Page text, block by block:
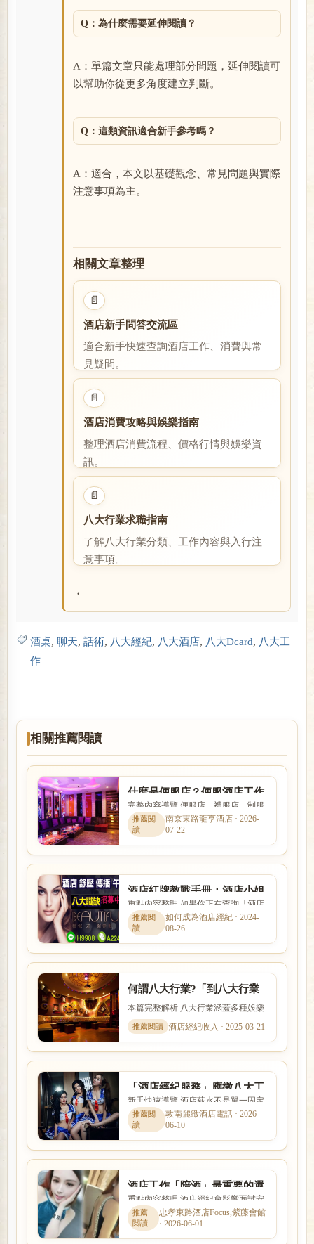
Q：為什麼需要延伸閱讀？
A：單篇文章只能處理部分問題，延伸閱讀可
以幫助你從更多角度建立判斷。
Q：這類資訊適合新手參考嗎？
A：適合，本文以基礎觀念、常見問題與實際
注意事項為主。
相關文章整理
📄
酒店新手問答交流區
適合新手快速查詢酒店工作、消費與常
見疑問。
閱讀全文
📄
酒店消費攻略與娛樂指南
整理酒店消費流程、價格行情與娛樂資
訊。
閱讀全文
📄
八大行業求職指南
了解八大行業分類、工作內容與入行注
意事項。
・
酒桌, 聊天, 話術, 八大經紀, 八大酒店, 八大Dcard, 八大工
作
相關推薦閱讀
什麼是便服店？便服酒店工作
內容、消費方式與玩法完整介
紹
完整內容導覽 便服店、禮服店、制服
店與日式酒吧的消費方式、工作內容
與客群定位都不相同。本文...
南京東路龍亨酒店 · 2026-
07-22
酒店紅牌教戰手冊：酒店小姐
要如何抓住客人的心?
重點內容整理 如果你正在查詢「酒店
紅牌教戰手冊：酒店小姐要如何抓住
客人的心?」，本篇會用較容...
如何成為酒店經紀 · 2024-
08-26
何謂八大行業?「到八大行業
上班該如何選擇」求職平台
本篇完整解析 八大行業涵蓋多種娛樂
服務與工作型態，實際內容、收入模
式與風險程度差異很大。本...
酒店經紀收入 · 2025-03-21
「酒店經紀服務」應徵八大工
作自由彈性上班時間、日領高
薪
新手快速導覽 酒店薪水不是單一固定
數字，而是受到店型、出勤時段、節
數、客源與個人條件影響。...
敦南麗緻酒店電話 · 2026-
06-10
酒店工作「陪酒」最重要的還
是要找對八大經紀人
重點內容整理 酒店經紀會影響面試安
排、工作介紹、薪資說明與新人安全
感。本文以「酒店工作「陪...
忠孝東路酒店Focus,紫藤會館
· 2026-06-01